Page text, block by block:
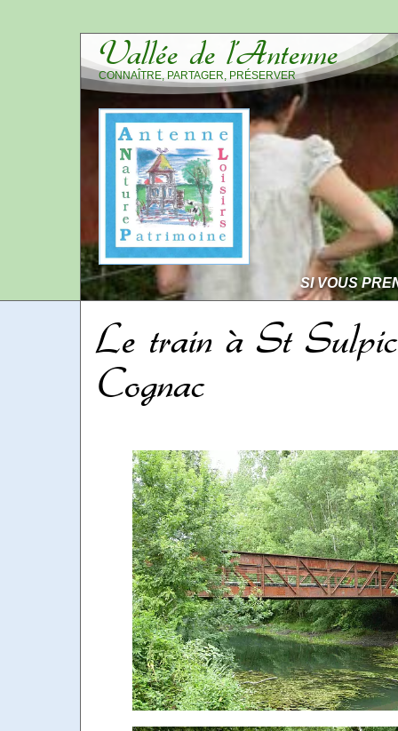
Vallée de l’Antenne
CONNAÎTRE, PARTAGER, PRÉSERVER
SI VOUS
Le train à St
Cognac